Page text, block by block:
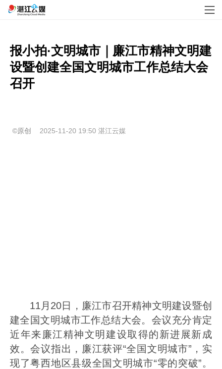
报小拍·文明城市｜廉江市精神文明建
设暨创建全国文明城市工作总结大会
召开
©原创 2025-11-20 19:50 湛江云媒
11月20日，廉江市召开精神文明建设暨创
建全国文明城市工作总结大会。 会议充分肯定
近年来廉江精神文明建设取得的新进展新成
效。会议指出，廉江获评“全国文明城市”，实
现了粤西地区县级全国文明城市“零的突破”。